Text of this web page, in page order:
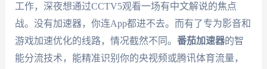
工作，深夜想通过CCTV5观看一场有中文解说的焦点
战。没有加速器，你连App都进不去。而有了专为影音和
游戏加速优化的线路，情况截然不同。 番茄加速器的智
能分流技术，能精准识别你的央视频或腾讯体育流量，